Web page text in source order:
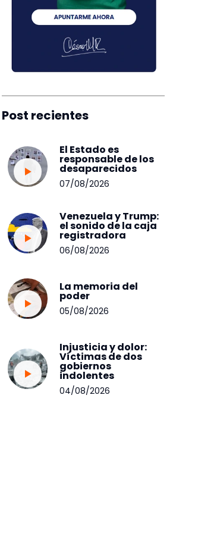
Post recientes
El Estado es
responsable de los
desaparecidos
07/08/2026
Venezuela y Trump:
el sonido de la caja
registradora
06/08/2026
La memoria del
poder
05/08/2026
Injusticia y dolor:
Víctimas de dos
gobiernos
indolentes
04/08/2026